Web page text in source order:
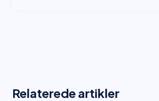
Relaterede artikler